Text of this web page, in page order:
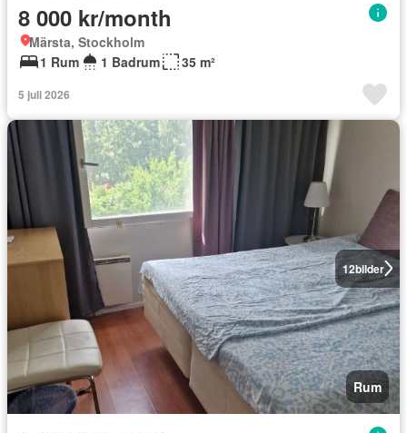
8 000 kr/month
Märsta, Stockholm
1 Rum
1 Badrum 35 m²
5 juli 2026
12bilder
Rum